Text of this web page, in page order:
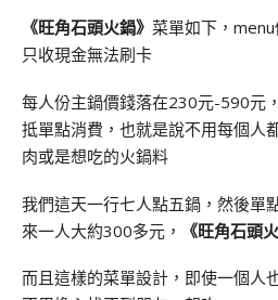
《旺角石頭火鍋》 菜單如下，
只收現金無法刷卡
每人份主鍋價錢落在230元-590元
抵單點消費，也就是說不用每個人
肉或是想吃的火鍋料
我們這天一行七人點五鍋，然後單
來一人大約300多元，
《旺角石頭
而且這樣的菜單設計，即使一個人